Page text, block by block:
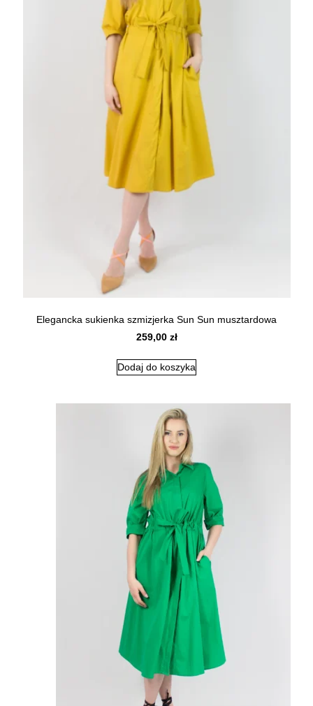
Elegancka sukienka szmizjerka Sun Sun musztardowa
259,00 zł
Dodaj do koszyka